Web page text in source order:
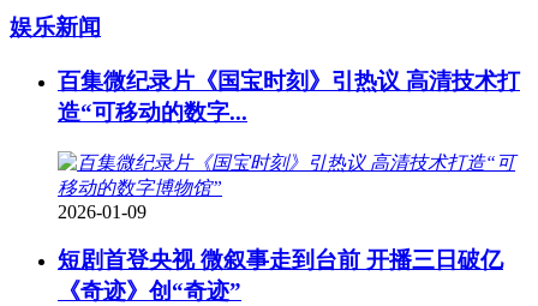
娱乐新闻
百集微纪录片《国宝时刻》引热议 高清技术打
造“可移动的数字...
2026-01-09
短剧首登央视 微叙事走到台前 开播三日破亿
《奇迹》创“奇迹”